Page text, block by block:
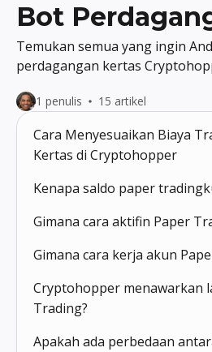
Bot
Temukan semua yang ingin
perdagangan kertas
1 penulis 15 artikel
Cara Menyesuaikan Biaya
Kertas di Cryptohopper
Kenapa saldo paper
Gimana cara aktifin Paper
Gimana cara kerja akun
Cryptohopper menawarkan
Trading?
Apakah ada perbedaan